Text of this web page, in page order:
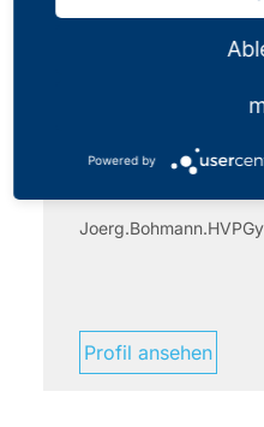
Lehrer/innen am
Ministerium für Schule
Profil ansehen
Powered by